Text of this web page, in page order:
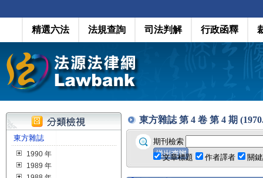
精選六法 法規查詢 司法判解 行政函釋
東方雜誌
1990 年
1989 年
東方雜誌 第 4 卷 第 4 期
期刊檢索
文章標題
作者譯者 關